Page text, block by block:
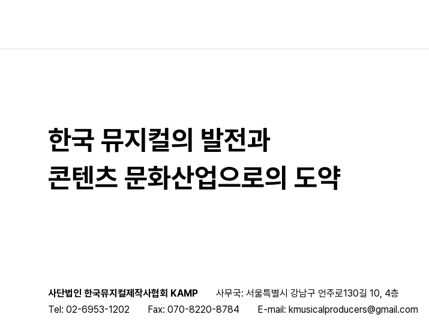
한국 뮤지컬의 발전과
콘텐츠 문화산업으로의 도약
사단법인 한국뮤지컬제작사협회 KAMP
사무국: 서울특별시 강남구 언주로130길 10, 4층
Tel: 02-6953-1202
Fax: 070-8220-8784 E-mail: kmusicalproducers@gmail.com